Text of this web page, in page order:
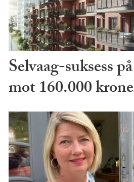
Selvaag-suksess
mot 160.000